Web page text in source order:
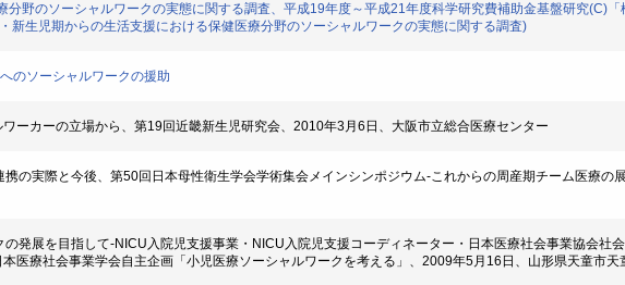
分野のソーシャルワークの実態に関する調査、平成19年度～平成21年度科学研究費補助金基盤研究(C)
新生児期からの生活支援における保健医療分野のソーシャルワークの実態に関する調査)
のソーシャルワークの援助
ーカーの立場から、第19回近畿新生児研究会、2010年3月6日、大阪市立総合医療センター
の実際と今後、第50回日本母性衛生学会学術集会メインシンポジウム-これからの周産期チーム医療の
発展を目指して-NICU入院児支援事業・NICU入院児支援コーディネーター・日本医療社会事業協会社
医療社会事業学会自主企画「小児医療ソーシャルワークを考える」、2009年5月16日、山形県天童市天